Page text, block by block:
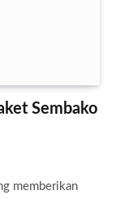
Sembako
memberikan